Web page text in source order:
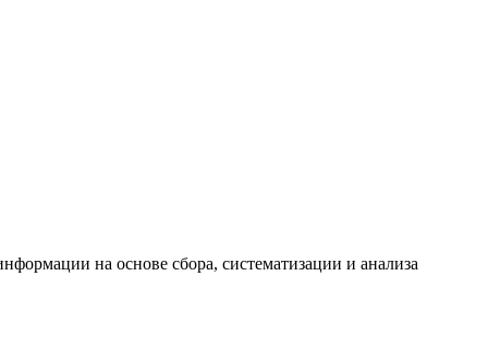
на основе сбора, систематизации и анализа